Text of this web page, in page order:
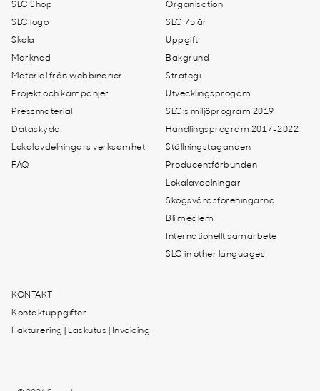
SLC Shop
SLC logo
Skola
Marknad
Material från webbinarier
Projekt och kampanjer
Pressmaterial
Dataskydd
Lokalavdelningars verksamhet
FAQ
Organisation
SLC 75 år
Uppgift
Bakgrund
Strategi
Utvecklingsprogam
SLC:s miljöprogram 2019
Handlingsprogram 2017-2022
Ställningstaganden
Producentförbunden
Lokalavdelningar
Skogsvårdsföreningarna
Bli medlem
Internationellt samarbete
SLC in other languages
KONTAKT
Kontaktuppgifter
Fakturering | Laskutus | Invoicing